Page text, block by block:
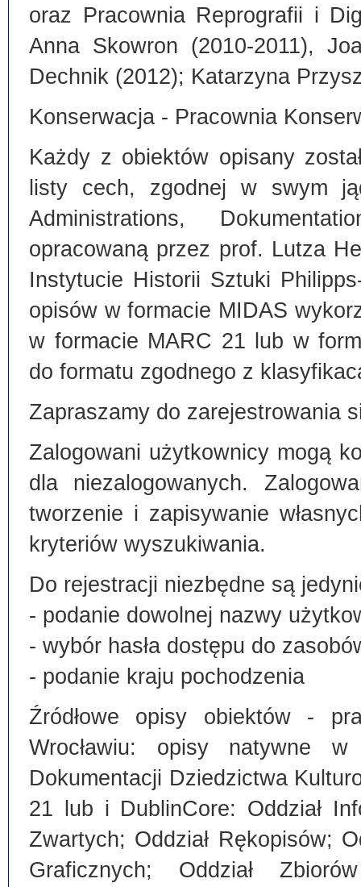
oraz Pracownia Reprografii i
Anna Skowron (2010-2011),
Dechnik (2012); Katarzyna
Konserwacja - Pracownia
Każdy z obiektów opisany
listy cech, zgodnej w swym
Administrations,
opracowaną przez prof. Lutza
Instytucie Historii Sztuki
opisów w formacie MIDAS
w formacie MARC 21 lub w
do formatu zgodnego z
Zapraszamy do zarejestrowania
Zalogowani użytkownicy mogą
dla niezalogowanych.
tworzenie i zapisywanie
kryteriów wyszukiwania.
Do rejestracji niezbędne są
- podanie dowolnej nazwy
- wybór hasła dostępu do
- podanie kraju pochodzenia
Źródłowe opisy obiektów -
Wrocławiu: opisy natywne
Dokumentacji Dziedzictwa
21 lub i DublinCore: Oddział
Zwartych; Oddział Rękopisów;
Graficznych; Oddział